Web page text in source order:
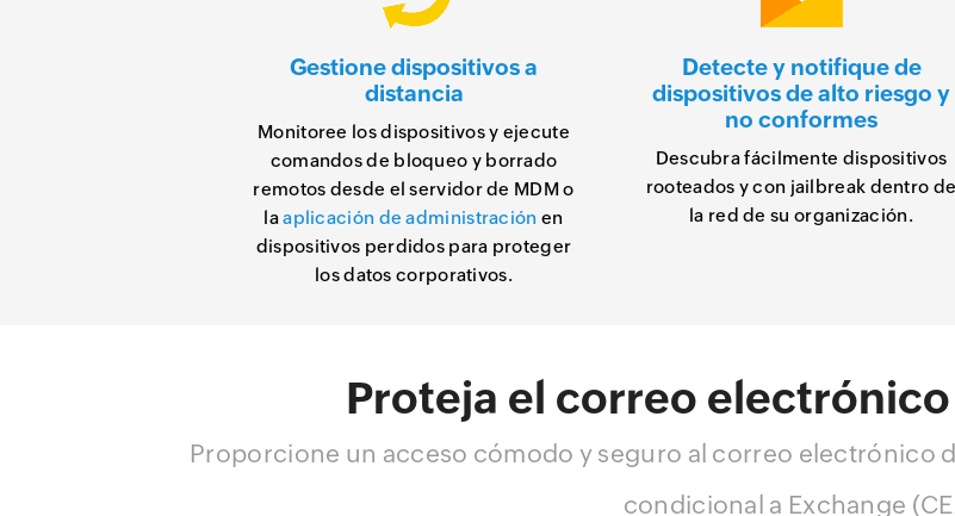
Gestione dispositivos a
distancia
Monitoree los dispositivos y ejecute
comandos de bloqueo y borrado
remotos desde el servidor de MDM o
laaplicación de administración en
dispositivos perdidos para proteger
los datos corporativos.
Detecte y notifique de
dispositivos de alto riesgo y
no conformes
Descubra fácilmente dispositivos
rooteados y con jailbreak dentro de
la red de su organización.
Proteja el correo
Proporcione un acceso cómodo y seguro al correo electrónico
condicional a Exchange